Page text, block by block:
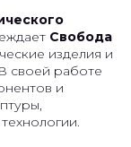
Свобода
изделия и
своей работе
и